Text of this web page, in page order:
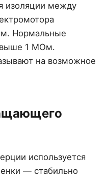
изоляции между
Нормальные
выше 1 МОм.
на возможное
используется
— стабильно